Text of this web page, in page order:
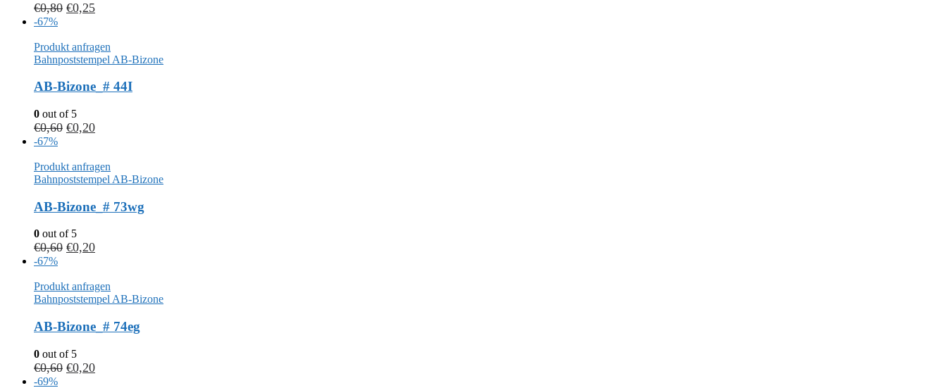
€0,80 €0,25
-67%
Produkt anfragen
Bahnpoststempel AB-Bizone
AB-Bizone_# 44I
0 out of 5
€0,60 €0,20
-67%
Produkt anfragen
Bahnpoststempel AB-Bizone
AB-Bizone_# 73wg
0 out of 5
€0,60 €0,20
-67%
Produkt anfragen
Bahnpoststempel AB-Bizone
AB-Bizone_# 74eg
0 out of 5
€0,60 €0,20
-69%